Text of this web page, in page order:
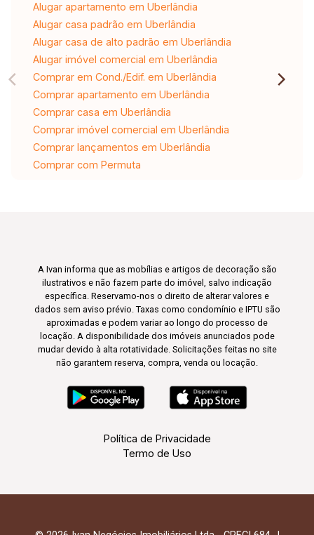
Alugar apartamento em Uberlândia
Alugar casa padrão em Uberlândia
Alugar casa de alto padrão em Uberlândia
Alugar imóvel comercial em Uberlândia
Comprar em Cond./Edif. em Uberlândia
Comprar apartamento em Uberlândia
Comprar casa em Uberlândia
Comprar imóvel comercial em Uberlândia
Comprar lançamentos em Uberlândia
Comprar com Permuta
A Ivan informa que as mobílias e artigos de decoração são
ilustrativos e não fazem parte do imóvel, salvo indicação
específica. Reservamo-nos o direito de alterar valores e
dados sem aviso prévio. Taxas como condomínio e IPTU são
aproximadas e podem variar ao longo do processo de
locação. A disponibilidade dos imóveis anunciados pode
mudar devido à alta rotatividade. Solicitações feitas no site
não garantem reserva, compra, venda ou locação.
Política de Privacidade
Termo de Uso